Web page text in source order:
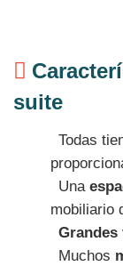
suite
Todas
Una
mobiliario
Grandes
Muchos